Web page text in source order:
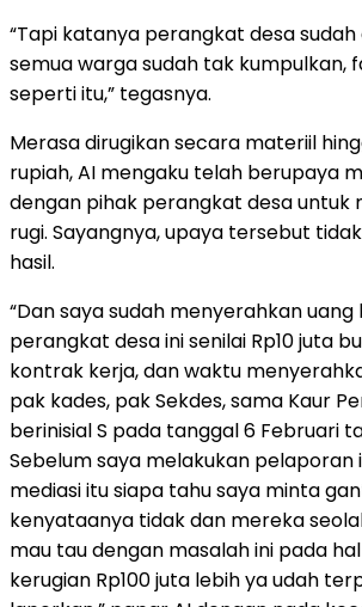
“Tapi katanya perangkat desa
semua warga sudah tak kumpulkan,
seperti itu,” tegasnya.
Merasa dirugikan secara materiil
rupiah, AI mengaku telah berupaya
dengan pihak perangkat desa untuk
rugi. Sayangnya, upaya tersebut
hasil.
“Dan saya sudah menyerahkan
perangkat desa ini senilai Rp10 juta
kontrak kerja, dan waktu
pak kades, pak Sekdes, sama Kaur
berinisial S pada tanggal 6 Februari
Sebelum saya melakukan pelaporan
mediasi itu siapa tahu saya minta
kenyataanya tidak dan mereka
mau tau dengan masalah ini pada
kerugian Rp100 juta lebih ya udah